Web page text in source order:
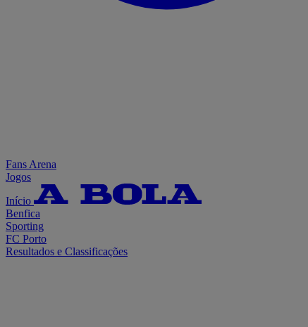
Fans Arena
Jogos
Início
Benfica
Sporting
FC Porto
Resultados e Classificações